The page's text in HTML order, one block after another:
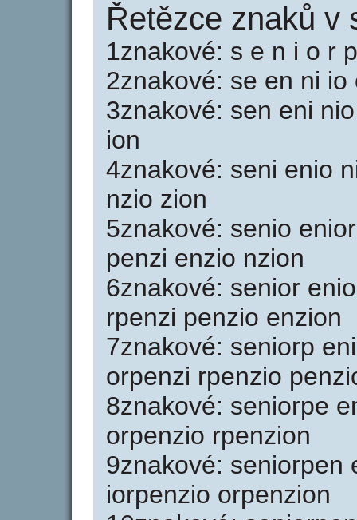
Řetězce znaků v
1znakové: s e n i o r
2znakové: se en ni
3znakové: sen eni
ion
4znakové: seni enio
nzio zion
5znakové: senio
penzi enzio nzion
6znakové: senior
rpenzi penzio enzion
7znakové: seniorp
orpenzi rpenzio
8znakové: seniorpe
orpenzio rpenzion
9znakové: seniorpen
iorpenzio orpenzion